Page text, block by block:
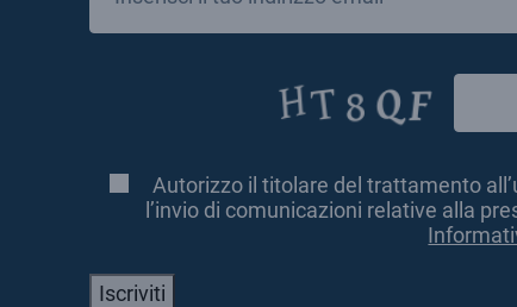
Consenso*
Autorizzo il titolare del trattamento
l’invio di comunicazioni relative alla
Iscriviti